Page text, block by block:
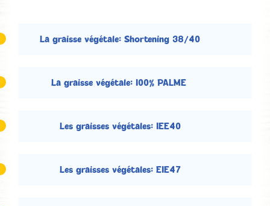
La graisse végétale: Shortening 38/40
La graisse végétale: 100% PALME
Les graisses végétales: IEE40
Les graisses végétales: EIE47